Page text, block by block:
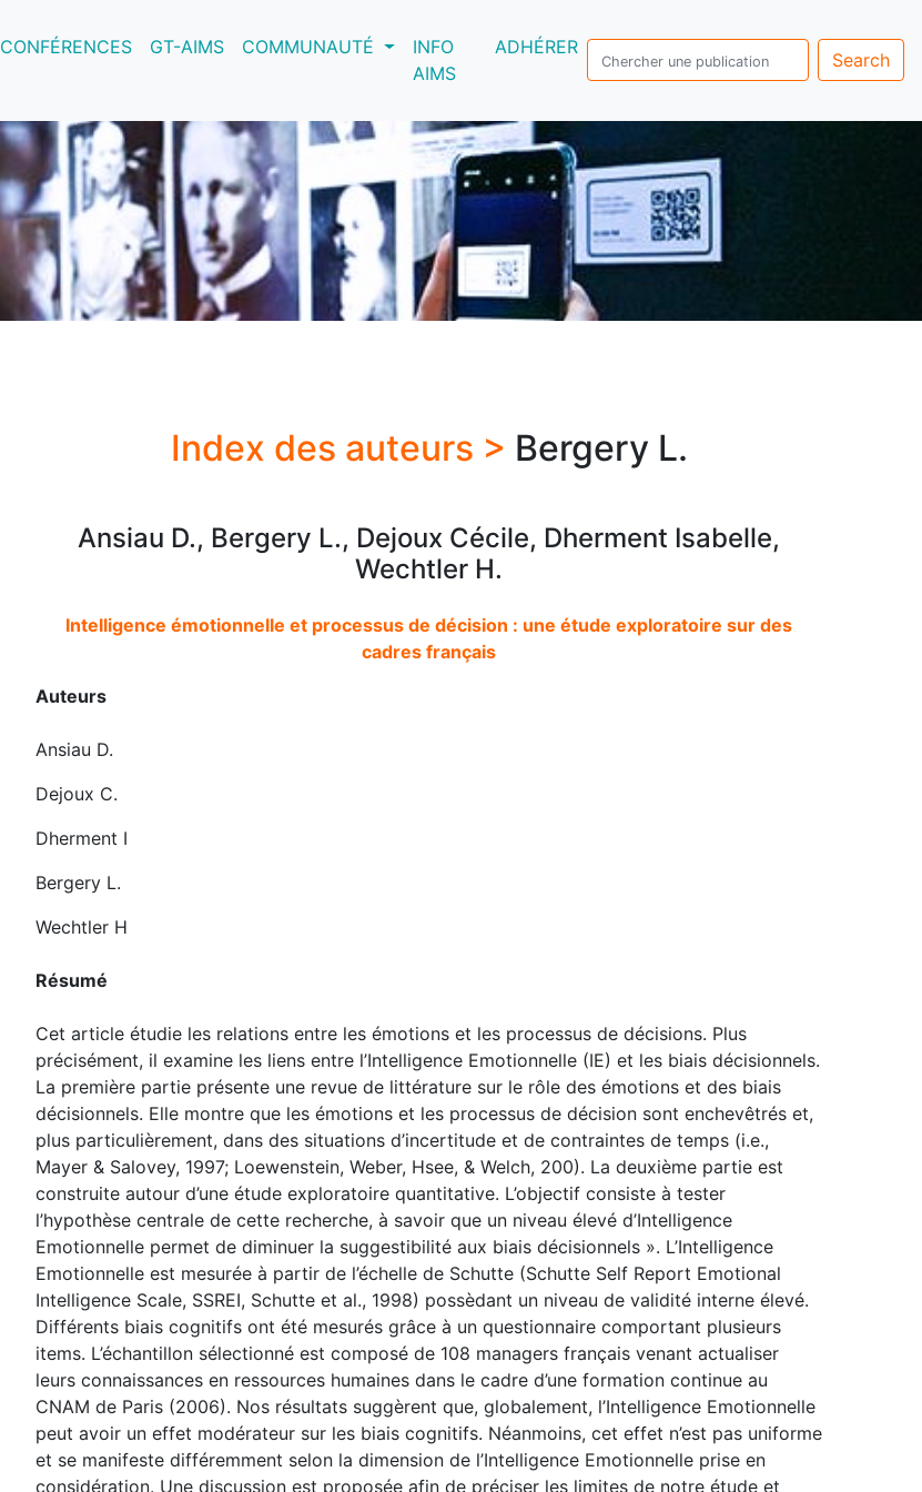
CONFÉRENCES GT-AIMS COMMUNAUTÉ
INFO
AIMS
ADHÉRER
Search
Index des auteurs > Bergery L.
Ansiau D., Bergery L., Dejoux Cécile, Dherment Isabelle,
Wechtler H.
Intelligence émotionnelle et processus de décision : une étude exploratoire sur des
cadres français
Auteurs
Ansiau D.
Dejoux C.
Dherment I
Bergery L.
Wechtler H
Résumé
Cet article étudie les relations entre les émotions et les processus de décisions. Plus
précisément, il examine les liens entre l’Intelligence Emotionnelle (IE) et les biais décisionnels.
La première partie présente une revue de littérature sur le rôle des émotions et des biais
décisionnels. Elle montre que les émotions et les processus de décision sont enchevêtrés et,
plus particulièrement, dans des situations d’incertitude et de contraintes de temps (i.e.,
Mayer & Salovey, 1997; Loewenstein, Weber, Hsee, & Welch, 200). La deuxième partie est
construite autour d’une étude exploratoire quantitative. L’objectif consiste à tester
l’hypothèse centrale de cette recherche, à savoir que un niveau élevé d’Intelligence
Emotionnelle permet de diminuer la suggestibilité aux biais décisionnels ». L’Intelligence
Emotionnelle est mesurée à partir de l’échelle de Schutte (Schutte Self Report Emotional
Intelligence Scale, SSREI, Schutte et al., 1998) possèdant un niveau de validité interne élevé.
Différents biais cognitifs ont été mesurés grâce à un questionnaire comportant plusieurs
items. L’échantillon sélectionné est composé de 108 managers français venant actualiser
leurs connaissances en ressources humaines dans le cadre d’une formation continue au
CNAM de Paris (2006). Nos résultats suggèrent que, globalement, l’Intelligence Emotionnelle
peut avoir un effet modérateur sur les biais cognitifs. Néanmoins, cet effet n’est pas uniforme
et se manifeste différemment selon la dimension de l’Intelligence Emotionnelle prise en
considération. Une discussion est proposée afin de préciser les limites de notre étude et